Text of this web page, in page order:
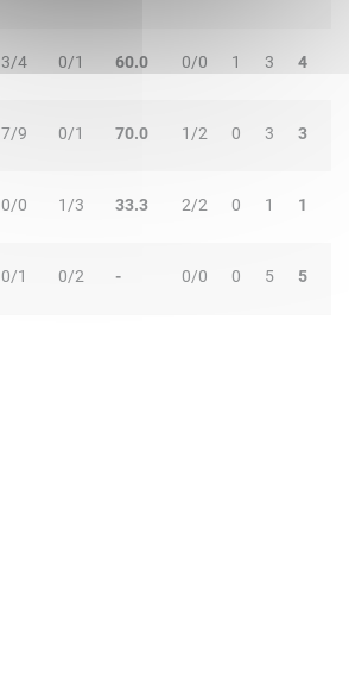
3/4 0/1 60.0 0/0 1 3 4
7/9 0/1 70.0 1/2 0 3 3
0/0 1/3 33.3 2/2 0 1 1
0/1 0/2 - 0/0 0 5 5